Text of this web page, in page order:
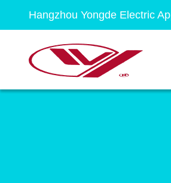
Hangzhou Yongde Electric